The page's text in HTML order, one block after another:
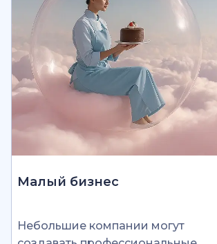
Малый бизнес
Небольшие компании могут